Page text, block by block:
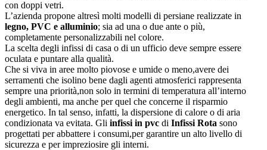
con doppi vetri.
L’azienda propone altresì molti modelli di persiane realizzate in
legno, PVC e alluminio; sia ad una o due ante o più,
completamente personalizzabili nel colore.
La scelta degli infissi di casa o di un ufficio deve sempre essere
oculata e puntare alla qualità.
Che si viva in aree molto piovose e umide o meno,avere dei
serramenti che isolino bene dagli agenti atmosferici rappresenta
sempre una priorità,non solo in termini di temperatura all’interno
degli ambienti, ma anche per quel che concerne il risparmio
energetico. In tal senso, infatti, la dispersione di calore o di aria
condizionata va evitata. Gli infissi in pvc di Infissi Rota sono
progettati per abbattere i consumi,per garantire un alto livello di
sicurezza e per impreziosire gli interni.